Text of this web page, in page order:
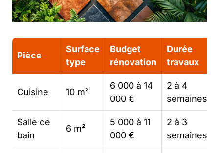
Pièce
Surface
type
Budget
rénovation
Durée
travaux
Cuisine 10 m²
6 000 à 14
000 €
2 à 4
semaines
Salle de
bain
6 m²
5 000 à 11
000 €
2 à 3
semaines